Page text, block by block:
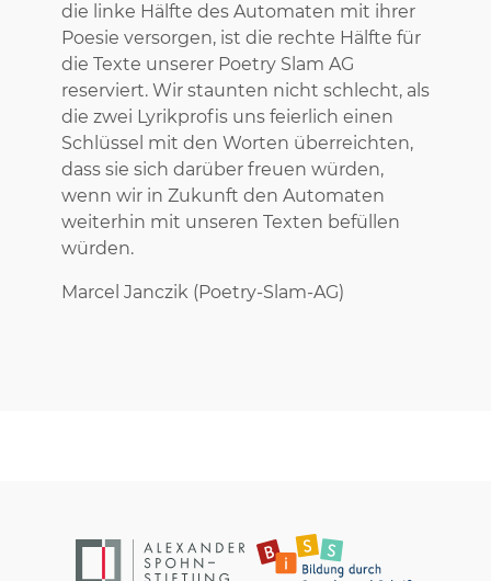
die linke Hälfte des Automaten mit ihrer
Poesie versorgen, ist die rechte Hälfte für
die Texte unserer Poetry Slam AG
reserviert. Wir staunten nicht schlecht, als
die zwei Lyrikprofis uns feierlich einen
Schlüssel mit den Worten überreichten,
dass sie sich darüber freuen würden,
wenn wir in Zukunft den Automaten
weiterhin mit unseren Texten befüllen
würden.
Marcel Janczik (Poetry-Slam-AG)